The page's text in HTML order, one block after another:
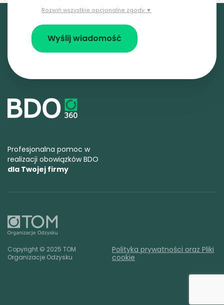
Rozwiń wszystkie opcjonalne zgody ▼
Profesjonalna pomoc w
realizacji obowiązków BDO
dla Twojej firmy
Copyright © 2025 TOM
Organizacje Odzysku
Polityka prywatności oraz Pliki
cookie